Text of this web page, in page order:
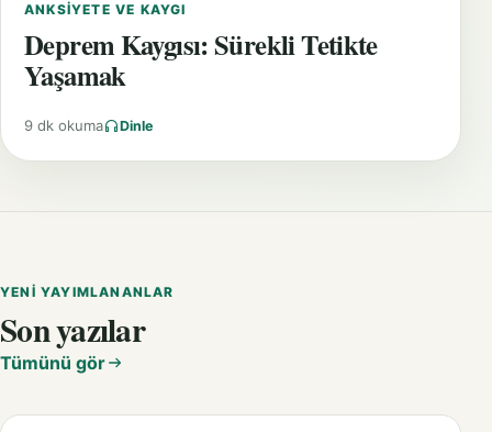
ANKSIYETE VE KAYGI
Deprem Kaygısı: Sürekli Tetikte
Yaşamak
9 dk okuma Dinle
YENI YAYIMLANANLAR
Son yazılar
Tümünü gör